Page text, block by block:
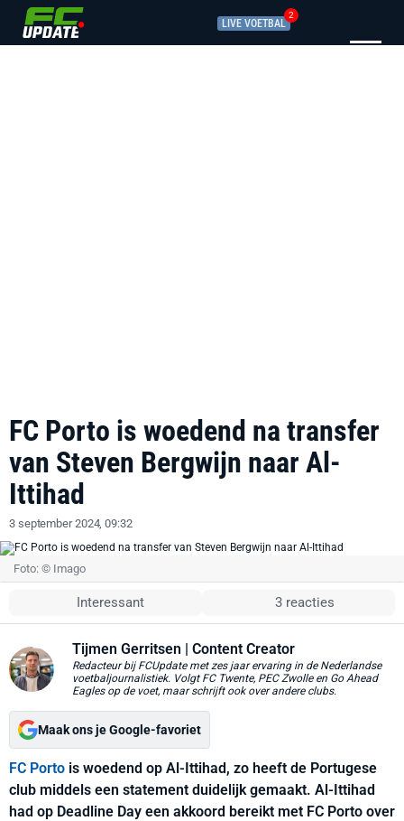
LIVE VOETBAL
2
FC Porto is woedend na transfer
van Steven Bergwijn naar Al-
Ittihad
3 september 2024, 09:32
Foto: © Imago
Interessant 3 reacties
Tijmen Gerritsen | Content Creator
Redacteur bij FCUpdate met zes jaar ervaring in de Nederlandse
voetbaljournalistiek. Volgt FC Twente, PEC Zwolle en Go Ahead
Eagles op de voet, maar schrijft ook over andere clubs.
Maak ons je Google-favoriet
FC Porto is woedend op Al-Ittihad, zo heeft de Portugese
club middels een statement duidelijk gemaakt. Al-Ittihad
had op Deadline Day een akkoord bereikt met FC Porto over